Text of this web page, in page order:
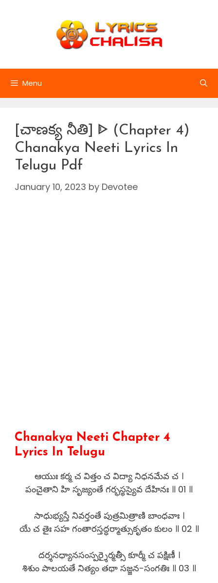
Menu
[చాణక్య నీతి] ᐈ (Chapter 4)
Chanakya Neeti Lyrics In
Telugu Pdf
January 10, 2023 by Devotee
Chanakya Neeti Chapter 4
Lyrics In Telugu
ఆయుః కర్మ చ విత్తం చ విద్యా నిధనమేవ చ ।
పంచైతాని హి సృజ్యంతే గర్భస్థస్యైవ దేహినః ॥ 01 ॥
సాధుభ్యస్తే నివర్తంతే పుత్రమిత్రాణి బాంధవాః ।
యే చ తైః సహ గంతారస్తద్ధర్మాత్సుకృతం కులం ॥ 02 ॥
దర్శనధ్యానసంస్పర్శైర్మత్సీ కూర్మీ చ పక్షిణీ ।
శిశుం పాలయతే నిత్యం తథా సజ్జన-సంగతిః ॥ 03 ॥